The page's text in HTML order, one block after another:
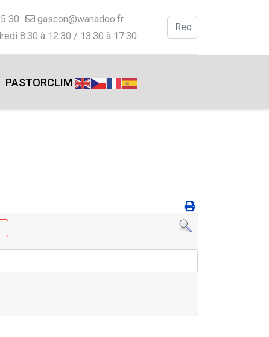
30
gascon@wanadoo.fr
8:30 à 12:30 / 13:30 à 17:30
Valider
PASTORCLIM